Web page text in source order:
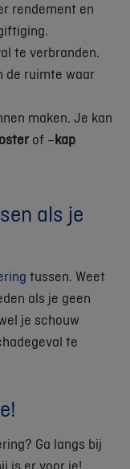
rendement en
te verbranden.
de ruimte waar
maken. Je kan
of –kap
als je
tussen. Weet
als je geen
je schouw
te
Ga langs bij